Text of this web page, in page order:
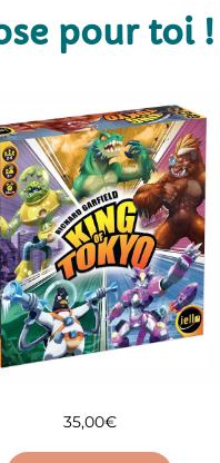
pour toi !
35,00€